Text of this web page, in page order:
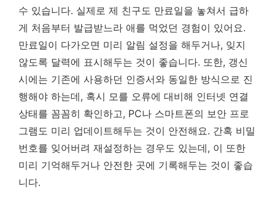
수 있습니다. 실제로 제 친구도 만료일을 놓쳐서 급하
게 처음부터 발급받느라 애를 먹었던 경험이 있어요.
만료일이 다가오면 미리 알림 설정을 해두거나, 잊지
않도록 달력에 표시해두는 것이 좋습니다. 또한, 갱신
시에는 기존에 사용하던 인증서와 동일한 방식으로 진
행해야 하는데, 혹시 모를 오류에 대비해 인터넷 연결
상태를 꼼꼼히 확인하고, PC나 스마트폰의 보안 프로
그램도 미리 업데이트해두는 것이 안전해요. 간혹 비밀
번호를 잊어버려 재설정하는 경우도 있는데, 이 또한
미리 기억해두거나 안전한 곳에 기록해두는 것이 좋습
니다.